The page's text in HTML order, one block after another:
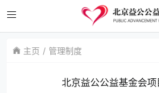
主页 管理制度
北京益公公益基金会